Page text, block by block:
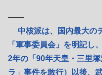
――
中核派は、国内最大の
「軍事委員会」を明記し
2年の「90年天皇・三里
ラ」事件を敢行）以後、